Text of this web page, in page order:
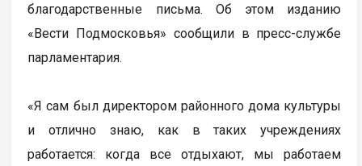
благодарственные письма. Об этом изданию
«Вести Подмосковья» сообщили в пресс-службе
парламентария.
«Я сам был директором районного дома культуры
и отлично знаю, как в таких учреждениях
работается: когда все отдыхают, мы работаем